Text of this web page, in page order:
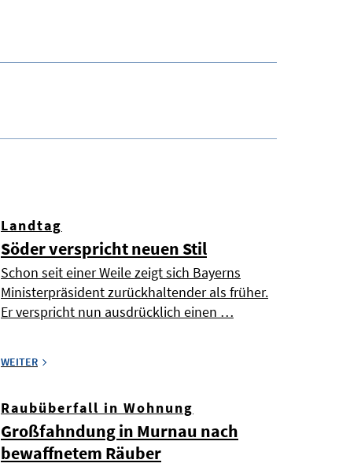
Landtag
Söder verspricht neuen Stil
Schon seit einer Weile zeigt sich Bayerns
Ministerpräsident zurückhaltender als früher.
Er verspricht nun ausdrücklich einen …
WEITER
Raubüberfall in Wohnung
Großfahndung in Murnau nach
bewaffnetem Räuber